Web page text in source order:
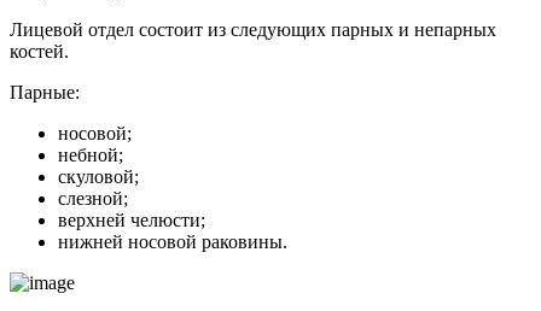
Лицевой отдел состоит из следующих парных и непарных
костей.
Парные:
носовой;
небной;
скуловой;
слезной;
верхней челюсти;
нижней носовой раковины.